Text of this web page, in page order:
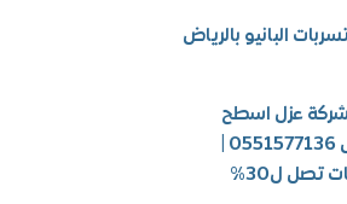
البانيو بالرياض
عزل اسطح
تصل ل30%